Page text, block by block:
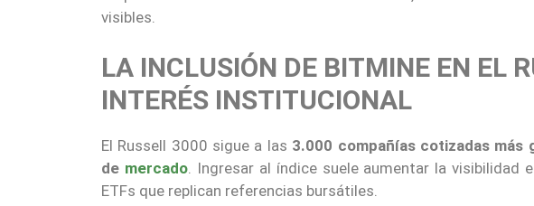
visibles.
LA INCLUSIÓN DE BITMINE EN EL
INTERÉS INSTITUCIONAL
El Russell 3000 sigue a las 3.000 compañías cotizadas más
de mercado. Ingresar al índice suele aumentar la
ETFs que replican referencias bursátiles.